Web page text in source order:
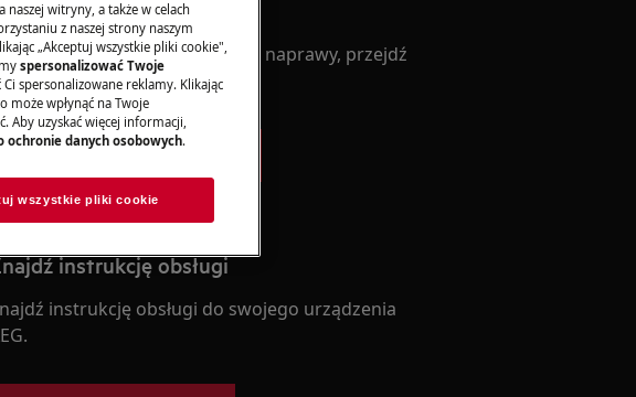
wizytę serwisową
celu zgłoszenia urządzenia do naprawy, przejdź
strony Serwis.
Zarezerwuj wizytę serwisową
instrukcję obsługi
instrukcję obsługi do swojego urządzenia
witryny, a także w celach
z naszej strony naszym
„Akceptuj wszystkie pliki cookie",
spersonalizować Twoje
spersonalizowane reklamy. Klikając
może wpłynąć na Twoje
Aby uzyskać więcej informacji,
ochronie danych osobowych.
wszystkie pliki cookie